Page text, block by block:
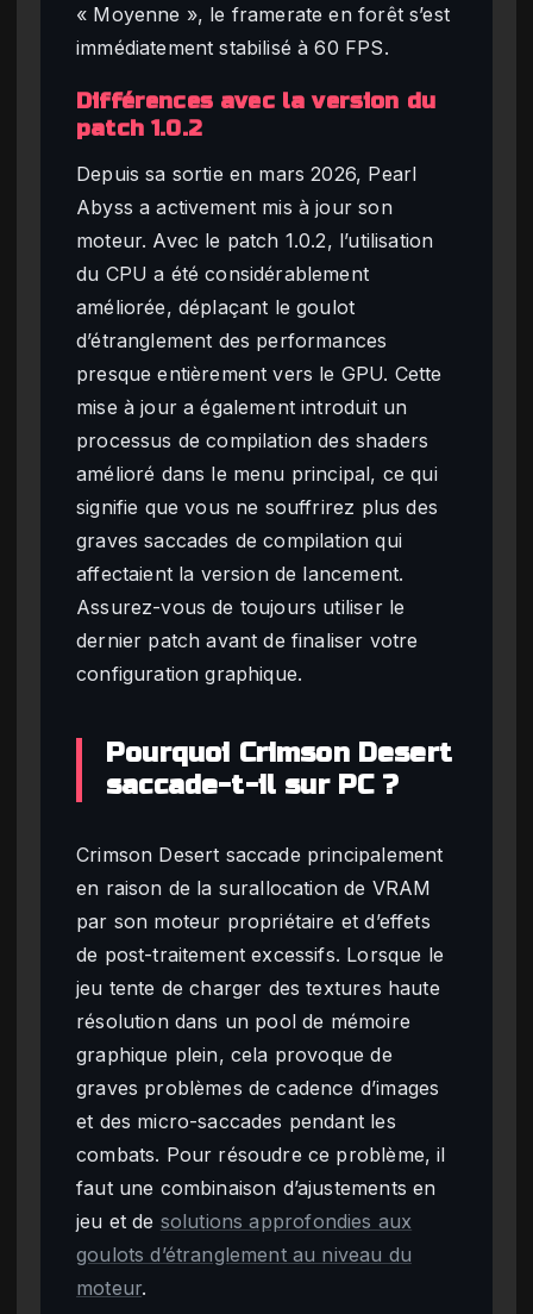
« Moyenne », le framerate en forêt s’est
immédiatement stabilisé à 60 FPS.
Différences avec la version du
patch 1.0.2
Depuis sa sortie en mars 2026, Pearl
Abyss a activement mis à jour son
moteur. Avec le patch 1.0.2, l’utilisation
du CPU a été considérablement
améliorée, déplaçant le goulot
d’étranglement des performances
presque entièrement vers le GPU. Cette
mise à jour a également introduit un
processus de compilation des shaders
amélioré dans le menu principal, ce qui
signifie que vous ne souffrirez plus des
graves saccades de compilation qui
affectaient la version de lancement.
Assurez-vous de toujours utiliser le
dernier patch avant de finaliser votre
configuration graphique.
Pourquoi Crimson Desert
saccade-t-il sur PC ?
Crimson Desert saccade principalement
en raison de la surallocation de VRAM
par son moteur propriétaire et d’effets
de post-traitement excessifs. Lorsque le
jeu tente de charger des textures haute
résolution dans un pool de mémoire
graphique plein, cela provoque de
graves problèmes de cadence d’images
et des micro-saccades pendant les
combats. Pour résoudre ce problème, il
faut une combinaison d’ajustements en
jeu et de solutions approfondies aux
goulots d’étranglement au niveau du
moteur.